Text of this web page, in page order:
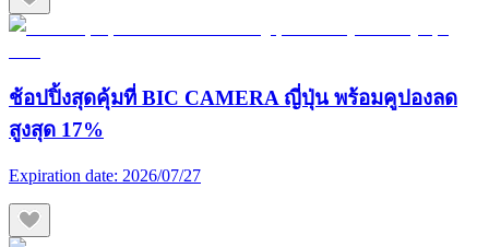
ช้อปปิ้งสุดคุ้มที่ BIC CAMERA ญี่ปุ่น พร้อมคูปองลด
สูงสุด 17%
Expiration date: 2026/07/27